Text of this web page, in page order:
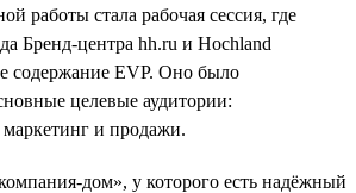
работы стала рабочая сессия, где
Бренд-центра hh.ru и Hochland
содержание EVP. Оно было
целевые аудитории:
и продажи.
дом», у которого есть надёжный